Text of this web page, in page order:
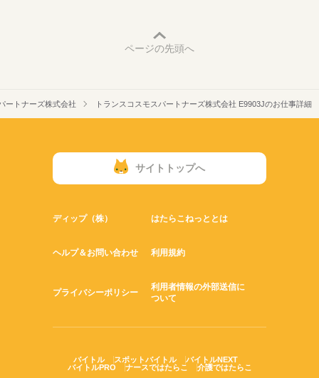
ページの先頭へ
ートナーズ株式会社 トランスコスモスパートナーズ株式会社 E9903Jのお仕事詳細
サイトトップへ
ディップ（株） はたらこねっととは
ヘルプ＆お問い合わせ 利用規約
プライバシーポリシー
利用者情報の外部送信に
ついて
バイトル スポットバイトル
バイトルNEXT
バイトルPRO
ナースではたらこ 介護ではたらこ